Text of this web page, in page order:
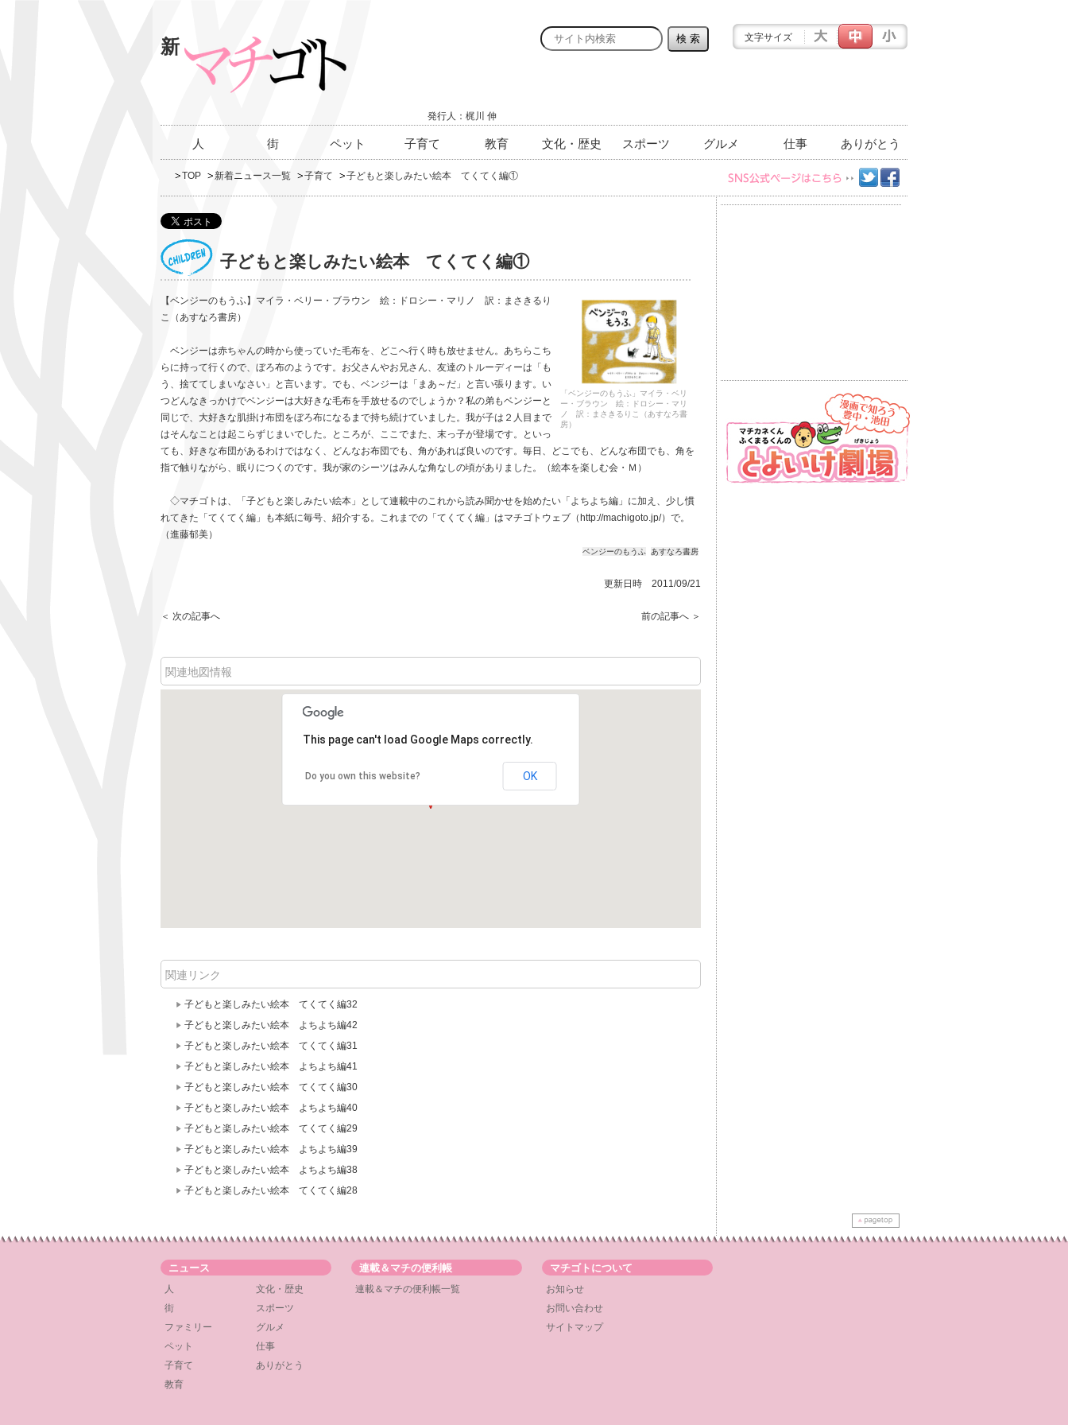
新
発行人：梶川 伸
文字サイズ
人 街 ペット 子育て 教育 文化・歴史 スポーツ グルメ 仕事 ありがとう
TOP 新着ニュース一覧 子育て 子どもと楽しみたい絵本 てくてく編①
子どもと楽しみたい絵本 てくてく編①
「ベンジーのもうふ」マイラ・ベリ
ー・ブラウン 絵：ドロシー・マリ
ノ 訳：まさきるりこ（あすなろ書
房）
【ベンジーのもうふ】マイラ・ベリー・ブラウン 絵：ドロシー・マリノ 訳：まさきるり
こ（あすなろ書房）
ベンジーは赤ちゃんの時から使っていた毛布を、どこへ行く時も放せません。あちらこち
らに持って行くので、ぼろ布のようです。お父さんやお兄さん、友達のトルーディーは「も
う、捨ててしまいなさい」と言います。でも、ベンジーは「まあ～だ」と言い張ります。い
つどんなきっかけでベンジーは大好きな毛布を手放せるのでしょうか？私の弟もベンジーと
同じで、大好きな肌掛け布団をぼろ布になるまで持ち続けていました。我が子は２人目まで
はそんなことは起こらずじまいでした。ところが、ここでまた、末っ子が登場です。といっ
ても、好きな布団があるわけではなく、どんなお布団でも、角があれば良いのです。毎日、どこでも、どんな布団でも、角を
指で触りながら、眠りにつくのです。我が家のシーツはみんな角なしの頃がありました。（絵本を楽しむ会・Ｍ）
◇マチゴトは、「子どもと楽しみたい絵本」として連載中のこれから読み聞かせを始めたい「よちよち編」に加え、少し慣
れてきた「てくてく編」も本紙に毎号、紹介する。これまでの「てくてく編」はマチゴトウェブ（http://machigoto.jp/）で。
（進藤郁美）
ベンジーのもうふ あすなろ書房
更新日時 2011/09/21
前の記事へ ＞
＜ 次の記事へ
関連地図情報
This page can't load Google Maps correctly.
Do you own this website? OK
関連リンク
子どもと楽しみたい絵本 てくてく編32
子どもと楽しみたい絵本 よちよち編42
子どもと楽しみたい絵本 てくてく編31
子どもと楽しみたい絵本 よちよち編41
子どもと楽しみたい絵本 てくてく編30
子どもと楽しみたい絵本 よちよち編40
子どもと楽しみたい絵本 てくてく編29
子どもと楽しみたい絵本 よちよち編39
子どもと楽しみたい絵本 よちよち編38
子どもと楽しみたい絵本 てくてく編28
ニュース
人
文化・歴史
街
スポーツ
ファミリー
グルメ
ペット
仕事
子育て
ありがとう
教育
連載＆マチの便利帳
連載＆マチの便利帳一覧
マチゴトについて
お知らせ
お問い合わせ
サイトマップ